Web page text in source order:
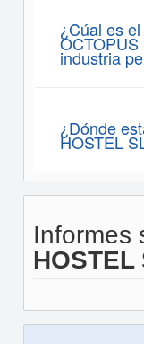
¿Cúal es
industria
¿Dónde
HOSTEL
Informes
HOSTEL